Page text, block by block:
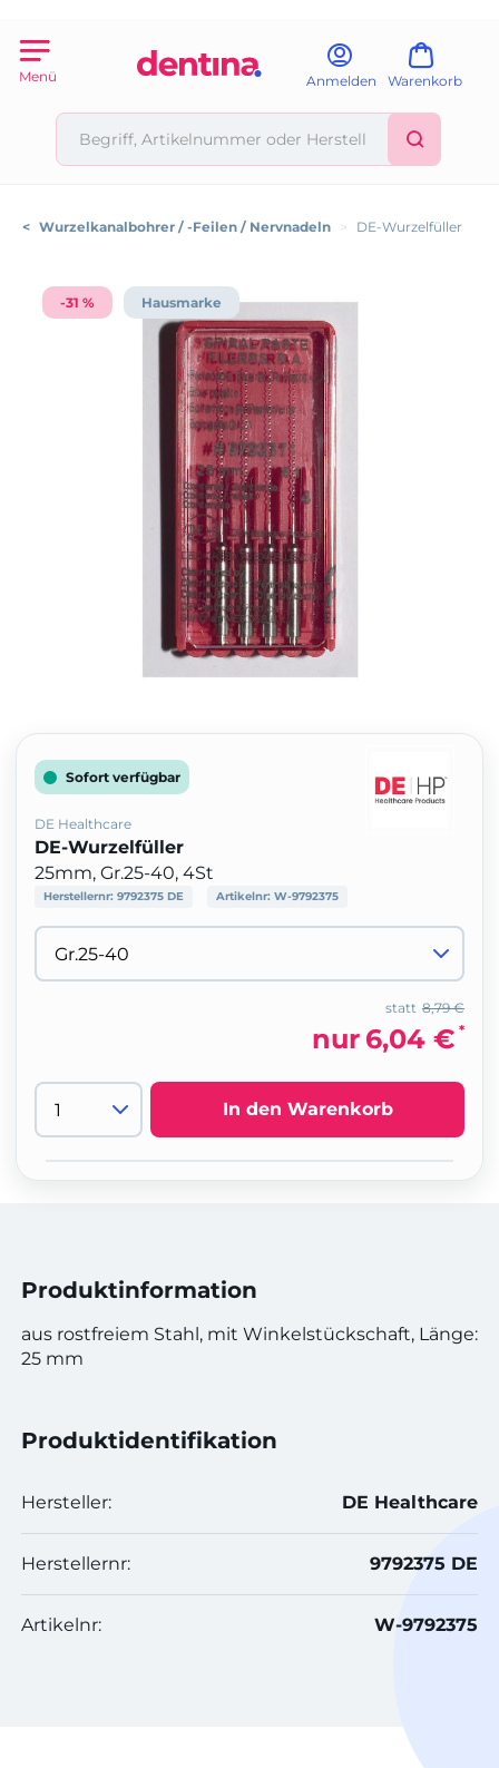
Menü Anmelden Warenkorb
< Wurzelkanalbohrer / -Feilen / Nervnadeln > DE-Wurzelfüller
-31 % Hausmarke
Sofort verfügbar
DE Healthcare
DE-Wurzelfüller
25mm, Gr.25-40, 4St
Herstellernr: 9792375 DE Artikelnr: W-9792375
8,79 €
statt
nur 6,04 € *
In den Warenkorb
Produktinformation
aus rostfreiem Stahl, mit Winkelstückschaft, Länge:
25 mm
Produktidentifikation
Hersteller: DE Healthcare
Herstellernr: 9792375 DE
Artikelnr: W-9792375